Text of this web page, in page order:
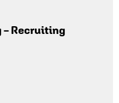
– Recruiting